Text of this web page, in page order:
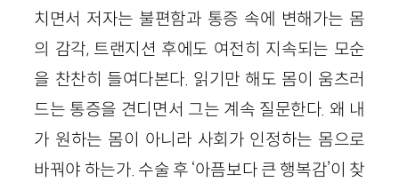
치면서 저자는 불편함과 통증 속에 변해가는 몸
의 감각, 트랜지션 후에도 여전히 지속되는 모순
을 찬찬히 들여다본다. 읽기만 해도 몸이 움츠러
드는 통증을 견디면서 그는 계속 질문한다. 왜 내
가 원하는 몸이 아니라 사회가 인정하는 몸으로
바꿔야 하는가. 수술 후 ‘아픔보다 큰 행복감’이 찾